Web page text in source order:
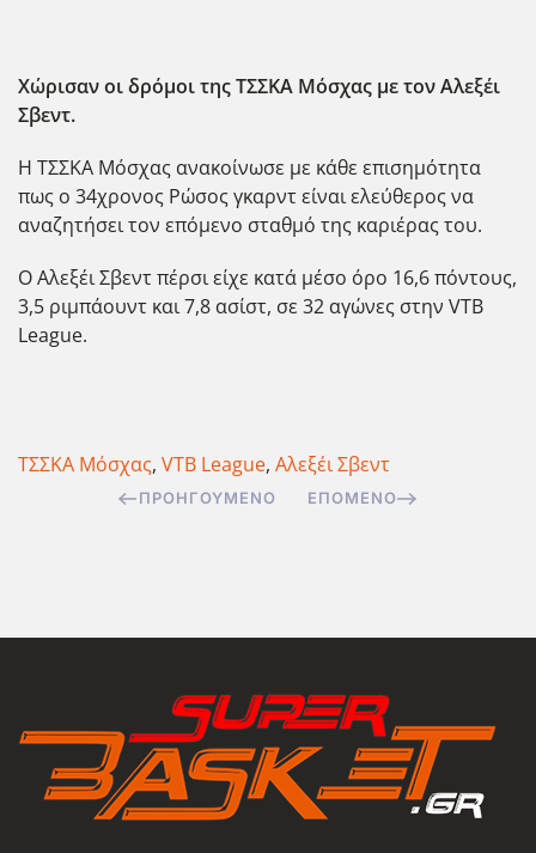
Χώρισαν οι δρόμοι της ΤΣΣΚΑ Μόσχας με τον Αλεξέι
Σβεντ.
Η ΤΣΣΚΑ Μόσχας ανακοίνωσε με κάθε επισημότητα
πως ο 34χρονος Ρώσος γκαρντ είναιελεύθερος να
αναζητήσει τον επόμενο σταθμό της καριέρας του.
Ο Αλεξέι Σβεντ πέρσι είχε κατά μέσο όρο 16,6 πόντους,
3,5 ριμπάουντ και 7,8 ασίστ, σε 32 αγώνες στην VTB
League.
ΤΣΣΚΑ Μόσχας, VTB League, Αλεξέι Σβεντ
ΠΡΟΗΓΟΎΜΕΝΟ ΕΠΌΜΕΝΟ